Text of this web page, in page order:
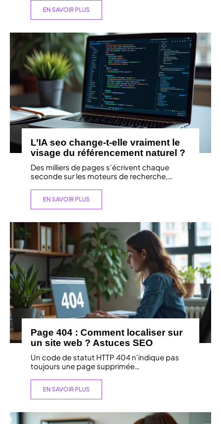
EN SAVOIR PLUS
L’IA seo change-t-elle vraiment le
visage du référencement naturel ?
Des milliers de pages s'écrivent chaque
seconde sur les moteurs de recherche,…
EN SAVOIR PLUS
Page 404 : Comment localiser sur
un site web ? Astuces SEO
Un code de statut HTTP 404 n'indique pas
toujours une page supprimée…
EN SAVOIR PLUS